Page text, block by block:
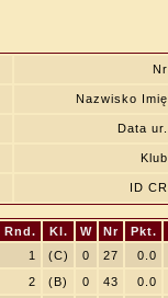
Nr
Nazwisko Imię
Data ur.
Klub
ID CR
Rnd. Kl. W Nr Pkt.
1
(C) 0 27 0.0
2
(B) 0 43 0.0